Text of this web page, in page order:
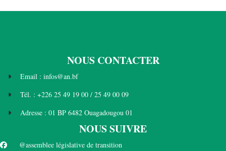
NOUS CONTACTER
Email : infos@an.bf
Tél. : +226 25 49 19 00 / 25 49 00 09
Adresse : 01 BP 6482 Ouagadougou 01
NOUS SUIVRE
@assemblee législative de transition